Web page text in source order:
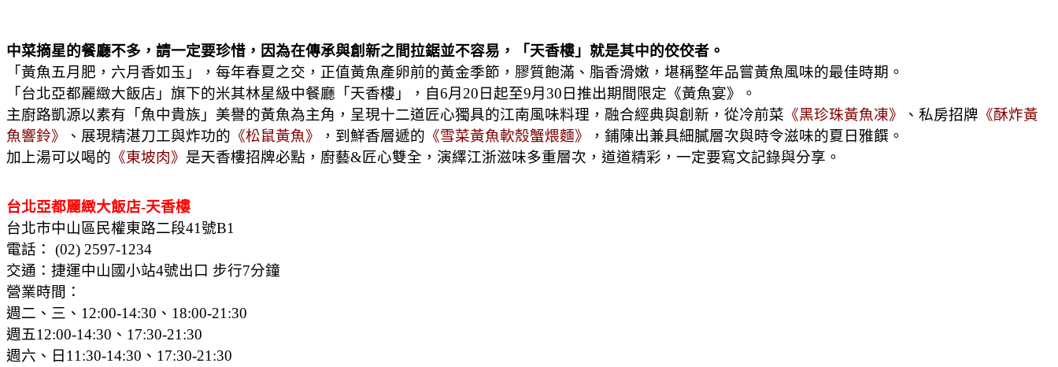
中菜摘星的餐廳不多，請一定要珍惜，因為在傳承與創新之間拉鋸並不容易，「天香樓」就是其中的佼佼者。
「黃魚五月肥，六月香如玉」，每年春夏之交，正值黃魚產卵前的黃金季節，膠質飽滿、脂香滑嫩，堪稱整年品嘗黃魚風味的最佳時期。
「台北亞都麗緻大飯店」旗下的米其林星級中餐廳「天香樓」，自6月20日起至9月30日推出期間限定《黃魚宴》。
主廚路凱源以素有「魚中貴族」美譽的黃魚為主角，呈現十二道匠心獨具的江南風味料理，融合經典與創新，從冷前菜 《黑珍珠黃魚凍》 、私房招牌 《酥炸黃
魚響鈴》
、展現精湛刀工與炸功的 《松鼠黃魚》 ，到鮮香層遞的 《雪菜黃魚軟殼蟹煨麵》
，鋪陳出兼具細膩層次與時令滋味的夏日雅饌。
加上湯可以喝的 《東坡肉》 是天香樓招牌必點，廚藝&匠心雙全，演繹江浙滋味多重層次，道道精彩，一定要寫文記錄與分享。
台北亞都麗緻大飯店-天香樓
台北市中山區民權東路二段41號B1
電話： (02) 2597-1234
交通：捷運中山國小站4號出口 步行7分鐘
營業時間：
週二、三、12:00-14:30、18:00-21:30
週五12:00-14:30、17:30-21:30
週六、日11:30-14:30、17:30-21:30